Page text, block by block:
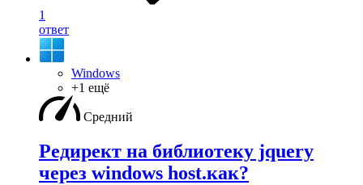
1
ответ
Windows
+1 ещё
Средний
Редирект на библиотеку jquery
через windows host.как?